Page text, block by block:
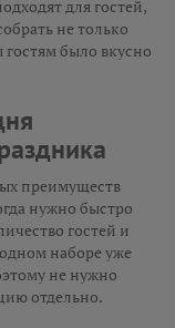
для гостей,
не только
было вкусно
преимуществ
нужно быстро
гостей и
наборе уже
не нужно
отдельно.